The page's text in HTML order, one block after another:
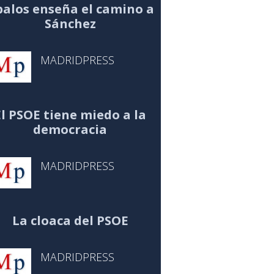
enseña el camino a
Sánchez
MADRIDPRESS
PSOE tiene miedo a la
democracia
MADRIDPRESS
La cloaca del PSOE
MADRIDPRESS